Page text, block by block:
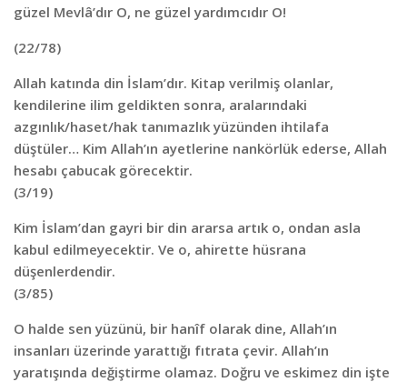
güzel Mevlâ’dır O, ne güzel yardımcıdır O!
(22/78)
Allah katında din İslam’dır. Kitap verilmiş olanlar,
kendilerine ilim geldikten sonra, aralarındaki
azgınlık/haset/hak tanımazlık yüzünden ihtilafa
düştüler… Kim Allah’ın ayetlerine nankörlük ederse, Allah
hesabı çabucak görecektir.
(3/19)
Kim İslam’dan gayri bir din ararsa artık o, ondan asla
kabul edilmeyecektir. Ve o, ahirette hüsrana
düşenlerdendir.
(3/85)
O halde sen yüzünü, bir hanîf olarak dine, Allah’ın
insanları üzerinde yarattığı fıtrata çevir. Allah’ın
yaratışında değiştirme olamaz. Doğru ve eskimez din işte